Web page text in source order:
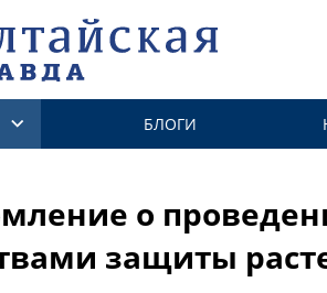
БЛОГИ
о
защиты